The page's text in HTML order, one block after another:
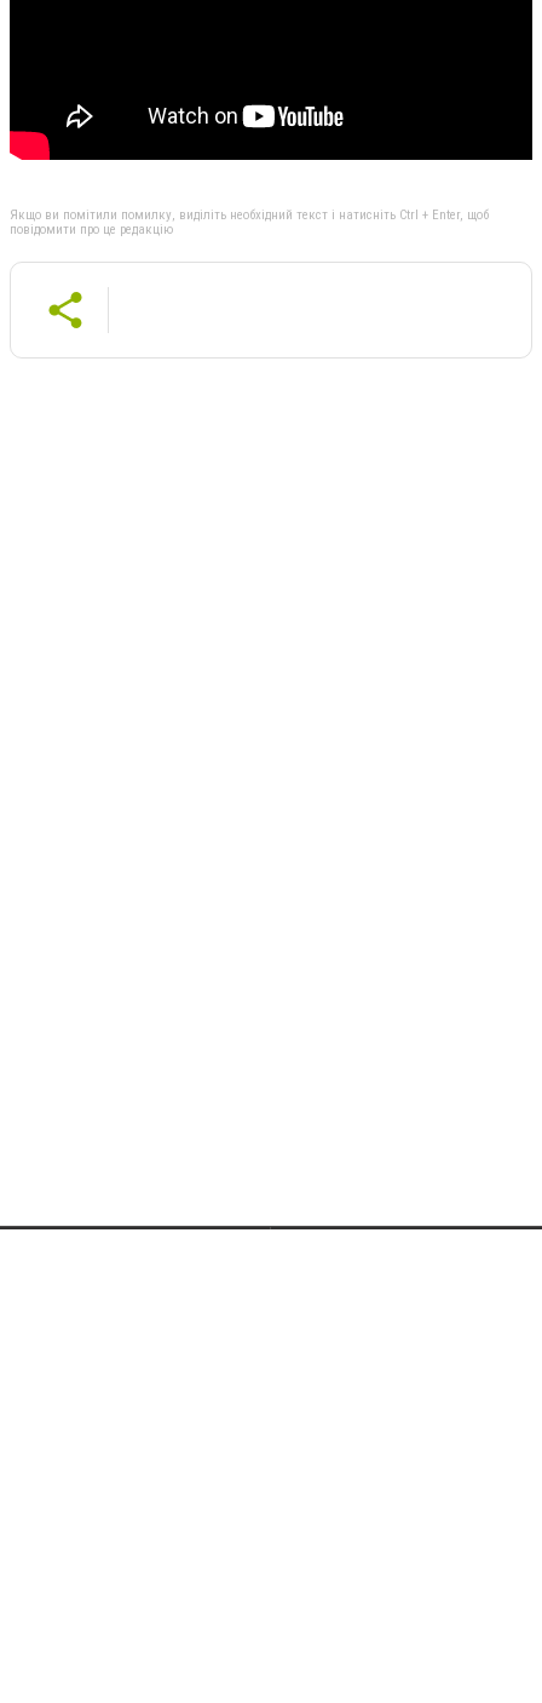
Якщо ви помітили помилку, виділіть необхідний текст і натисніть Ctrl + Enter, щоб
повідомити про це редакцію